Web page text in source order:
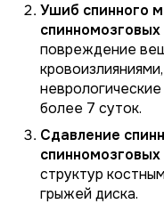
Ушиб спинного
спинномозговых
повреждение
более 7 суток.
Сдавление
спинномозговых
структур
грыжей диска.